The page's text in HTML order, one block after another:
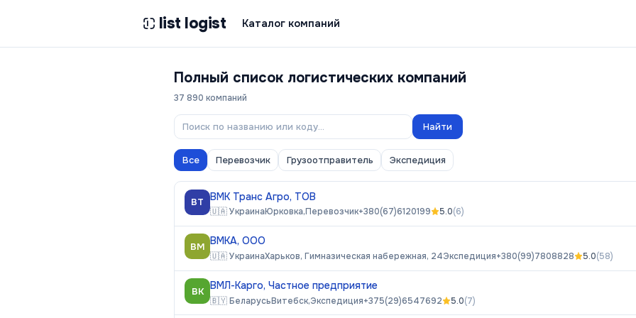
list logist Каталог компаний
Полный список логистических компаний
37 890 компаний
Найти
Все Перевозчик Грузоотправитель Экспедиция
ВТ ВМК Транс Агро, ТОВ
🇺🇦УкраинаЮрковка,Перевозчик+380(67)6120199 5.0(6)
ВМ ВМКА, ООО
🇺🇦УкраинаХарьков, Гимназическая набережная, 24Экспедиция+380(99)7808828 5.0(58)
ВК ВМЛ-Карго, Частное предприятие
🇧🇾БеларусьВитебск,Экспедиция+375(29)6547692 5.0(7)